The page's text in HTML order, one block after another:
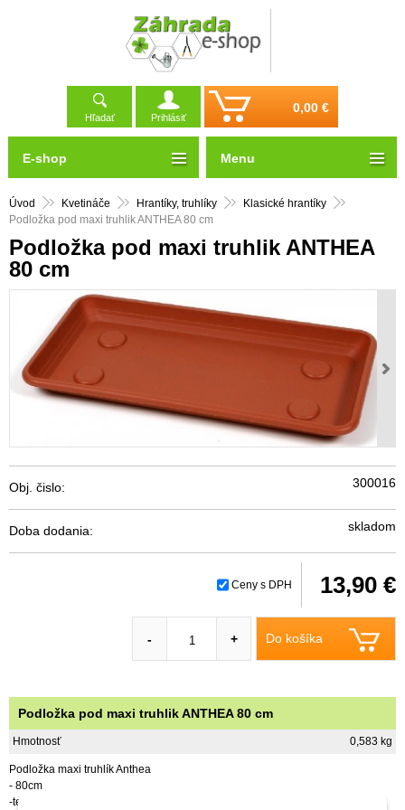
Hľadať Prihlásiť
0,00 €
Úvod Kvetináče Hrantíky, truhlíky
Klasické hrantíky
Podložka pod maxi truhlik ANTHEA 80 cm
Podložka pod maxi truhlik ANTHEA
80 cm
Obj. čislo: 300016
Doba dodania: skladom
Ceny s DPH 13,90 €
Do košíka
- +
Podložka pod maxi truhlik ANTHEA 80 cm
Hmotnosť 0,583 kg
Podložka maxi truhlík Anthea
- 80cm
-terakotová
E-shop Menu